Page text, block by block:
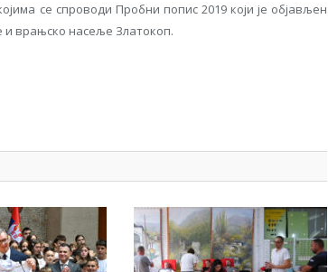
се спроводи Пробни попис 2019 који је објављен
и врањско насеље Златокоп.